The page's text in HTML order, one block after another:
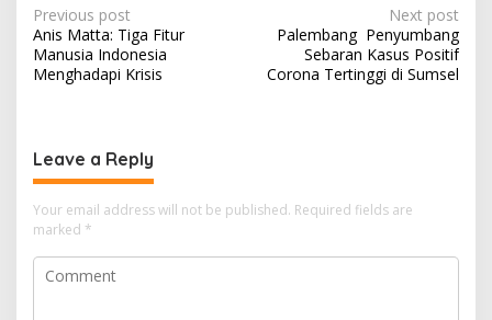
Post
navigation
Previous post
Anis Matta: Tiga Fitur
Manusia Indonesia
Menghadapi Krisis
Next post
Palembang Penyumbang
Sebaran Kasus Positif
Corona Tertinggi di Sumsel
Leave a Reply
Your email address will not be published. Required fields are
marked *